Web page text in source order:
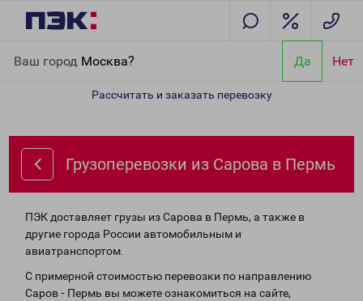
Ваш город Москва? Да Нет
Рассчитать и заказать перевозку
Грузоперевозки из Сарова в Пермь
ПЭК доставляет грузы из Сарова в Пермь, а также в
другие города России автомобильным и
авиатранспортом.
С примерной стоимостью перевозки по направлению
Саров - Пермь вы можете ознакомиться на сайте,